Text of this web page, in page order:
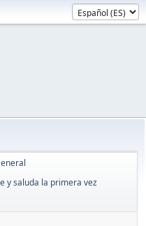
y saluda la primera vez